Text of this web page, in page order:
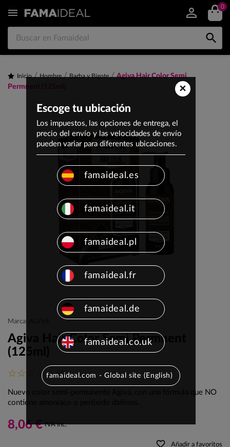
 0

Inicio Hombre Barba y Bigote
Agiva Hair Color Semi
Permnent (125ml)
Marca: AGIVA
Agiva Hair Color Semi Permnent
(125ml)
(0)
Nuevo color semi-permanente Agiva, con una fórmula que NO
contiene amoniaco o peróxido dañinos.
8,06 € IVA inc.
favorite_border Añadir a favoritos
×
Escoge tu ubicación
Los impuestos, las opciones de entrega, el
precio del envío y las velocidades de envío
pueden variar para diferentes ubicaciones.
famaideal.es
famaideal.it
famaideal.pl
famaideal.fr
famaideal.de
famaideal.co.uk
famaideal.com - Global site (English)